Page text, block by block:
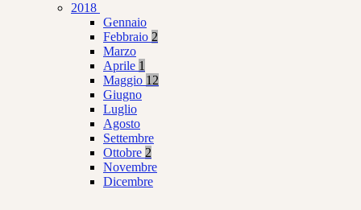
2018
Gennaio
Febbraio 2
Marzo
Aprile 1
Maggio 12
Giugno
Luglio
Agosto
Settembre
Ottobre 2
Novembre
Dicembre